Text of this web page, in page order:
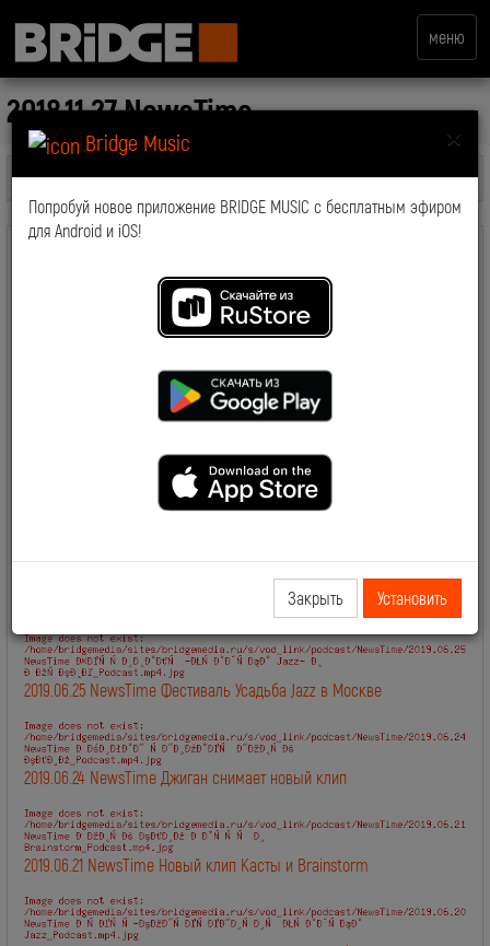
меню
×
Bridge Music
Попробуй новое приложение BRIDGE MUSIC с бесплатным эфиром
для Android и iOS!
Закрыть Установить
2018.11.27 NewsTime
Все передачи
2019.06.28 NewsTime День Рождения Сосо Павлиашвили
2019.06.27 NewsTime Новый клип Филиппа Киркорова
2019.06.25 NewsTime Фестиваль Усадьба Jazz в Москве
2019.06.24 NewsTime Джиган снимает новый клип
2019.06.21 NewsTime Новый клип Касты и Brainstorm